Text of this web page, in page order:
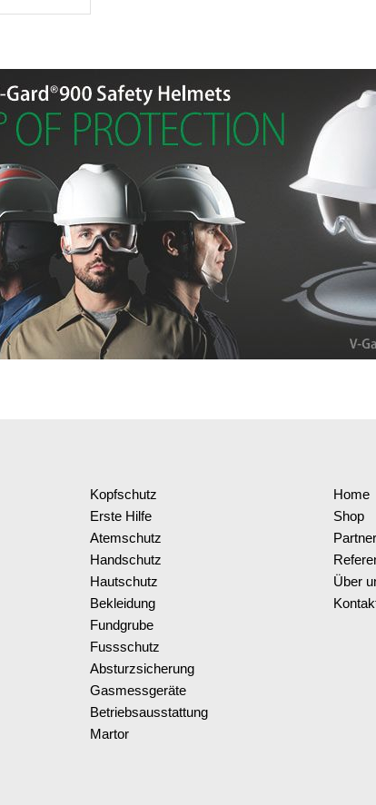
Kopfschutz
Erste Hilfe
Atemschutz
Handschutz
Hautschutz
Bekleidung
Fundgrube
Fussschutz
Absturzsicherung
Gasmessgeräte
Betriebsausstattung
Martor
Home
Shop
Partner
Über